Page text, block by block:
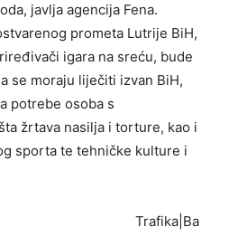
javlja agencija Fena.
prometa Lutrije BiH,
igara na sreću, bude
se moraju liječiti izvan BiH,
potrebe osoba s
žrtava nasilja i torture, kao i
sporta te tehničke kulture i
Trafika|Ba